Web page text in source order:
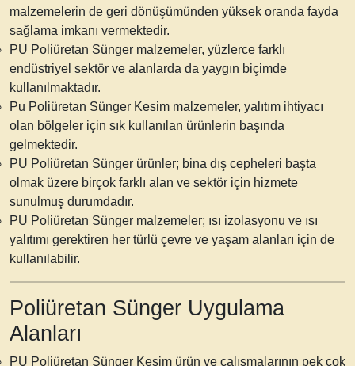
malzemelerin de geri dönüşümünden yüksek oranda fayda
sağlama imkanı vermektedir.
PU Poliüretan Sünger malzemeler, yüzlerce farklı
endüstriyel sektör ve alanlarda da yaygın biçimde
kullanılmaktadır.
Pu Poliüretan Sünger Kesim malzemeler, yalıtım ihtiyacı
olan bölgeler için sık kullanılan ürünlerin başında
gelmektedir.
PU Poliüretan Sünger ürünler; bina dış cepheleri başta
olmak üzere birçok farklı alan ve sektör için hizmete
sunulmuş durumdadır.
PU Poliüretan Sünger malzemeler; ısı izolasyonu ve ısı
yalıtımı gerektiren her türlü çevre ve yaşam alanları için de
kullanılabilir.
Poliüretan Sünger Uygulama
Alanları
PU Poliüretan Sünger Kesim ürün ve çalışmalarının pek çok